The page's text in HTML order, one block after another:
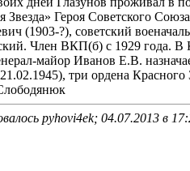
Звезда» Героя Советского
(1903-?), советский
Член ВКП(б) с 1929 года.
майор Иванов Е.В.
три ордена
pyhovi4ek; 04.07.2013 в